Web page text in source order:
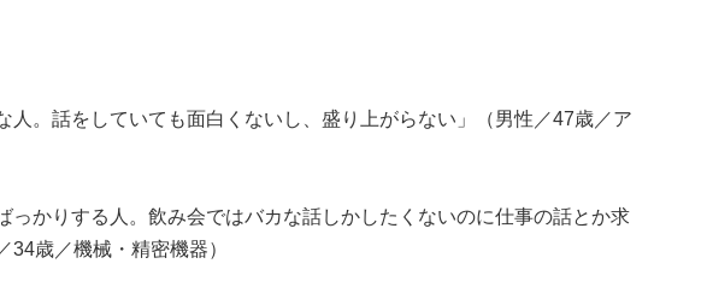
人。話をしていても面白くないし、盛り上がらない」（男性／47歳／ア
っかりする人。飲み会ではバカな話しかしたくないのに仕事の話とか求
34歳／機械・精密機器）